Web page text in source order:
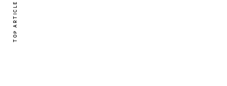
TOP ARTICLE